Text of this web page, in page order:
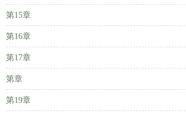
第15章
第16章
第17章
第章
第19章